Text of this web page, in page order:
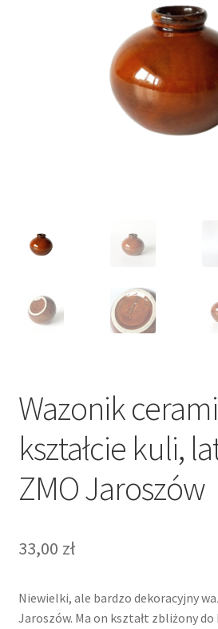
Wazonik
kształcie kuli,
ZMO Jaroszów
33,00 zł
Niewielki, ale bardzo dekoracyjny
Jaroszów. Ma on kształt zbliżony do